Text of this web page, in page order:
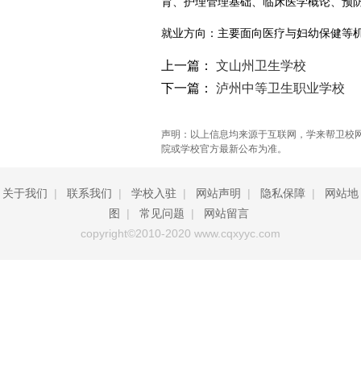
就业方向：主要面向医疗与妇幼保健等
上一篇： 文山州卫生学校
下一篇： 泸州中等卫生职业学校
声明：以上信息均来源于互联网，学来帮卫校
院或学校官方最新公布为准。
关于我们 | 联系我们 | 学校入驻 | 网站声明 | 隐私保障 |
网站地
图
| 常见问题 |
网站留言
copyright©2010-2020 www.cqxyyc.com